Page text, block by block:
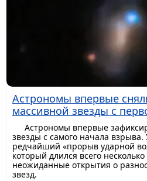
Астрономы впервые
массивной звезды с
Астрономы впервые
звезды с самого начала
редчайший «прорыв ударной
который длился всего
неожиданные открытия о
звезд.